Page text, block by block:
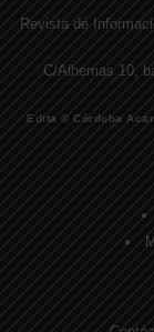
Revista de
C/Alhemas 10,
Edita © Córdoba